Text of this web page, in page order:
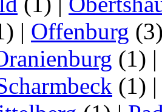
| Offenburg
(1)
(1)